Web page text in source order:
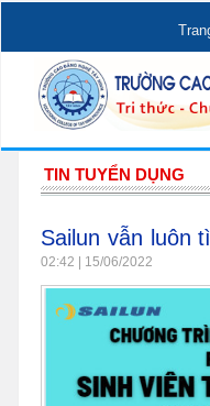
TIN TUYỂN DỤNG
Sailun vẫn luôn
mới ra trường
02:42 | 15/06/2022